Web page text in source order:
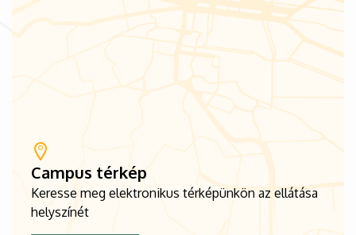
Campus térkép
Keresse meg elektronikus térképünkön az ellátása
helyszínét